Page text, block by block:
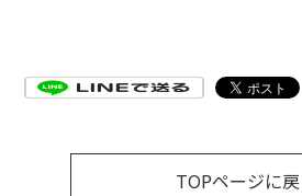
TOPページに